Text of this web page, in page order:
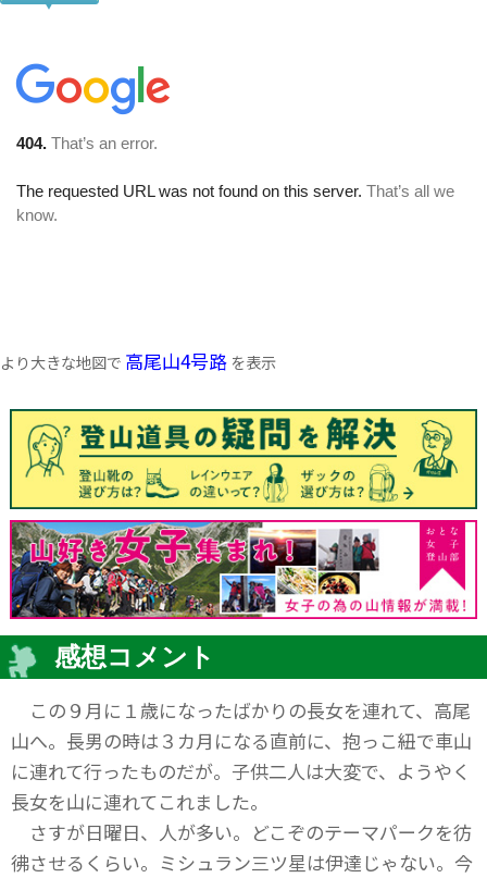
より大きな地図で 高尾山4号路 を表示
感想コメント
この９月に１歳になったばかりの長女を連れて、高尾
山へ。長男の時は３カ月になる直前に、抱っこ紐で車山
に連れて行ったものだが。子供二人は大変で、ようやく
長女を山に連れてこれました。
さすが日曜日、人が多い。どこぞのテーマパークを彷
彿させるくらい。ミシュラン三ツ星は伊達じゃない。今